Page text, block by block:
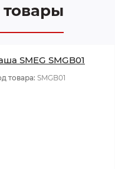
SMEG SMGB01
товара: SMGB01